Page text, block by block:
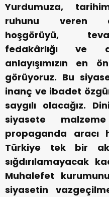
Yurdumuza,
ruhunu veren
hoşgörüyü,
fedakârlığı ve
anlayışımızın en
görüyoruz. Bu
inanç ve ibadet
saygılı olacağız.
siyasete
propaganda aracı
Türkiye tek bir
sığdırılamayacak
Muhalefet
siyasetin